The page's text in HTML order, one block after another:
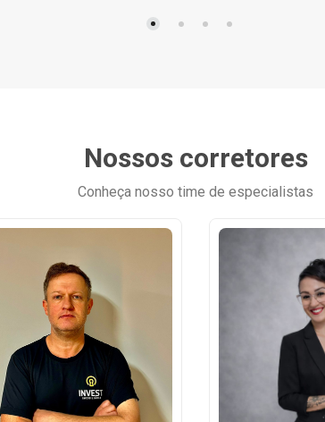
Nossos corretores
Conheça nosso time de especialistas